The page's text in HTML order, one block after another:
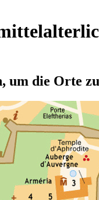
um die Orte